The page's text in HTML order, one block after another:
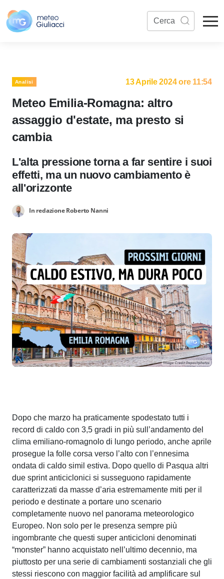
Analisi 13 Aprile 2024 ore 11:54
Meteo Emilia-Romagna: altro
assaggio d'estate, ma presto si
cambia
L'alta pressione torna a far sentire i suoi
effetti, ma un nuovo cambiamento è
all'orizzonte
In redazione Roberto Nanni
Dopo che marzo ha praticamente spodestato tutti i
record di caldo con 3,5 gradi in più sull’andamento del
clima emiliano-romagnolo di lungo periodo, anche aprile
prosegue la folle corsa verso l’alto con l’ennesima
ondata di caldo simil estiva. Dopo quello di Pasqua altri
due sprint anticiclonici si susseguono rapidamente
caratterizzati da masse d’aria estremamente miti per il
periodo e destinate a portare uno scenario
completamente nuovo nel panorama meteorologico
Europeo. Non solo per le presenza sempre più
ingombrante che questi super anticicloni denominati
“monster” hanno acquistato nell’ultimo decennio, ma
piuttosto per una serie di cambiamenti sostanziali che gli
stessi riescono con maggior facilità ad amplificare sul